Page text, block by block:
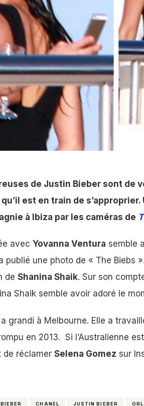
de Justin Bieber sont de
est en train de
à Ibiza par les caméras de
avec Yovanna Ventura semble
une photo de « The Biebs
de Shanina Shaik. Sur son
Shaik semble avoir adoré le
grandi à Melbourne. Elle a
en 2013. Si l’Australienne
de réclamer Selena Gomez sur
CHANEL JUSTIN BIEBER